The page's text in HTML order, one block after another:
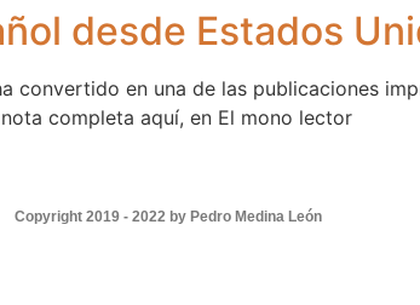
desde Estados
convertido en una de las publicaciones
completa aquí, en El mono lector
Copyright 2019 - 2022 by Pedro Medina León